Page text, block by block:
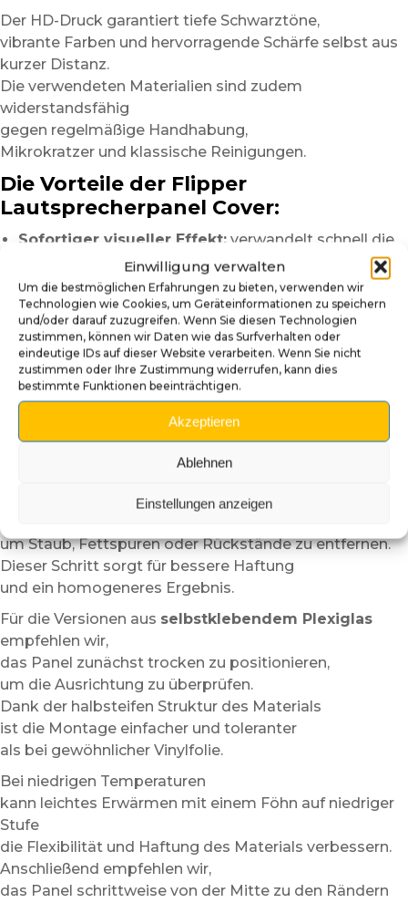
Einwilligung verwalten
Um die bestmöglichen Erfahrungen zu bieten, verwenden wir
Technologien wie Cookies, um Geräteinformationen zu speichern
und/oder darauf zuzugreifen. Wenn Sie diesen Technologien
zustimmen, können wir Daten wie das Surfverhalten oder
eindeutige IDs auf dieser Website verarbeiten. Wenn Sie nicht
zustimmen oder Ihre Zustimmung widerrufen, kann dies
bestimmte Funktionen beeinträchtigen.
Akzeptieren
Ablehnen
Einstellungen anzeigen
Der HD-Druck garantiert tiefe Schwarztöne,
vibrante Farben und hervorragende Schärfe selbst aus
kurzer Distanz.
Die verwendeten Materialien sind zudem
widerstandsfähig
gegen regelmäßige Handhabung,
Mikrokratzer und klassische Reinigungen.
Die Vorteile der Flipper
Lautsprecherpanel Cover:
Sofortiger visueller Effekt: verwandelt schnell die
Optik der Backbox.
Ultra glänzendes Finish:sorgt für mehr Tiefe und
Lichtreflexe.
Kompatibel mit vielen Marken:Ausschnitte
passend für zahlreiche Flippermodelle.
Einfache Montage:schnelle Installation als
selbstklebende oder magnetische Version.
Elegante Individualisierung:
Identität Ihrer Maschine.
Einfache und saubere Installation
Vor der Installation empfehlen wir,
um Staub, Fettspuren oder Rückstände zu entfernen.
Dieser Schritt sorgt für bessere Haftung
und ein homogeneres Ergebnis.
Für die Versionen aus selbstklebendem Plexiglas
empfehlen wir,
das Panel zunächst trocken zu positionieren,
um die Ausrichtung zu überprüfen.
Dank der halbsteifen Struktur des Materials
ist die Montage einfacher und toleranter
als bei gewöhnlicher Vinylfolie.
Bei niedrigen Temperaturen
kann leichtes Erwärmen mit einem Föhn auf niedriger
Stufe
die Flexibilität und Haftung des Materials verbessern.
Anschließend empfehlen wir,
das Panel schrittweise von der Mitte zu den Rändern